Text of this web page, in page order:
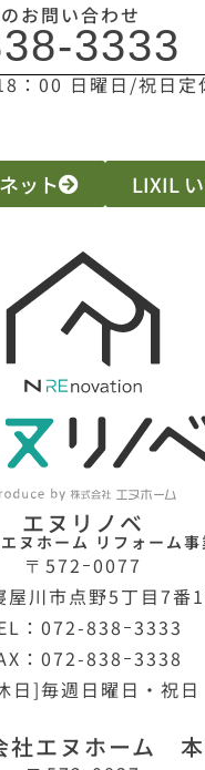
お問い合わせ
3333
：00 日曜日/祝日定
ット LIXIL
エヌリノベ
ヌホーム リフォーム事
〒572ｰ0077
屋川市点野5丁目7番
：072-838ｰ3333
：072-838ｰ3338
日]毎週日曜日・祝日
社エヌホーム